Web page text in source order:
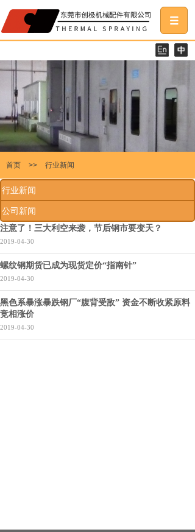
首页 >> 行业新闻
行业新闻
公司新闻
注意了！三大利空来袭，节后钢市要变天？
2019-04-30
螺纹钢期货已成为现货定价“指南针”
2019-04-30
黑色系暴涨暴跌钢厂“腹背受敌” 资金不断收紧原料
竞相涨价
2019-04-30